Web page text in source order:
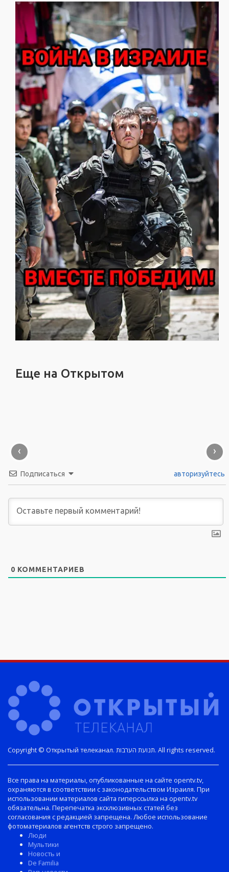
Еще на Открытом
‹ ›
Подписаться авторизуйтесь
0 КОММЕНТАРИЕВ
Copyright © Открытый телеканал. תנועת הערבות. All rights reserved.
Все права на материалы, опубликованные на сайте opentv.tv,
охраняются в соответствии с законодательством Израиля. При
использовании материалов сайта гиперссылка на opentv.tv
обязательна. Перепечатка эксклюзивных статей без
согласования с редакцией запрещена. Любое использование
фотоматериалов агентств строго запрещено.
Люди
Мультики
Новость и
De Familia